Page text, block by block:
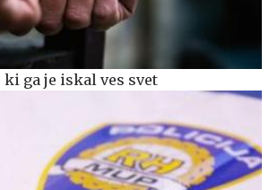
ki ga je iskal ves svet